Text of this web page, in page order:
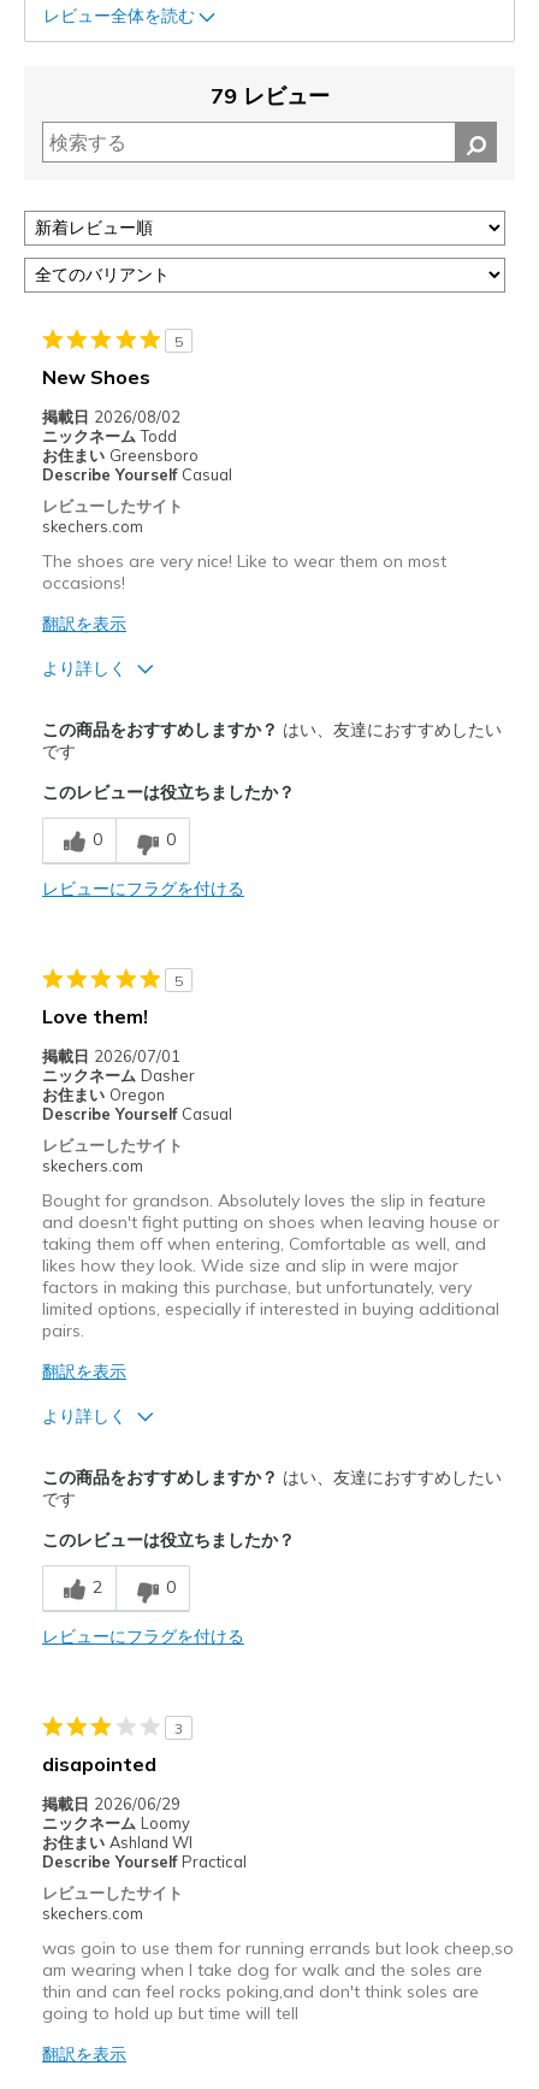
レビュー全体を読む
79 レビュー
5
New Shoes
掲載日 2026/08/02
ニックネーム Todd
お住まい Greensboro
Describe Yourself Casual
レビューしたサイト
skechers.com
The shoes are very nice! Like to wear them on most
occasions!
翻訳を表示
より詳しく
Attractive Design
Breathe Well
Comfortable
Durable
以下に最適
Casual Wear
Travel
Width
Feels true to width
Sizing
この商品をおすすめしますか？ はい、友達におすすめしたい
です
このレビューは役立ちましたか？
0 0
レビューにフラグを付ける
5
Love them!
掲載日 2026/07/01
ニックネーム Dasher
お住まい Oregon
Describe Yourself Casual
レビューしたサイト
skechers.com
Bought for grandson. Absolutely loves the slip in feature
and doesn't fight putting on shoes when leaving house or
taking them off when entering, Comfortable as well, and
likes how they look. Wide size and slip in were major
factors in making this purchase, but unfortunately, very
limited options, especially if interested in buying additional
pairs.
翻訳を表示
より詳しく
Comfortable
以下に最適
Casual Wear
Going Out
Sizing
Feels true to size
View On Shoes
Shoes are for Wearing
この商品をおすすめしますか？ はい、友達におすすめしたい
です
このレビューは役立ちましたか？
2 0
レビューにフラグを付ける
3
disapointed
掲載日 2026/06/29
ニックネーム Loomy
お住まい Ashland WI
Describe Yourself Practical
レビューしたサイト
skechers.com
was goin to use them for running errands but look cheep,so
am wearing when I take dog for walk and the soles are
thin and can feel rocks poking,and don't think soles are
going to hold up but time will tell
翻訳を表示